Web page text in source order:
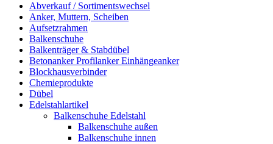
Abverkauf / Sortimentswechsel
Anker, Muttern, Scheiben
Aufsetzrahmen
Balkenschuhe
Balkenträger & Stabdübel
Betonanker Profilanker Einhängeanker
Blockhausverbinder
Chemieprodukte
Dübel
Edelstahlartikel
Balkenschuhe Edelstahl
Balkenschuhe außen
Balkenschuhe innen